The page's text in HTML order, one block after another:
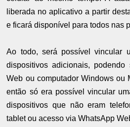
liberada no aplicativo a partir
e ficará disponível para todos nas
Ao todo, será possível vincular
dispositivos adicionais, podendo
Web ou computador Windows ou
então só era possível vincular
dispositivos que não eram
tablet ou acesso via WhatsApp